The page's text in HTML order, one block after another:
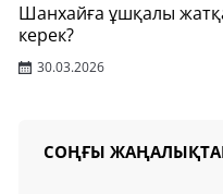
Шанхайға ұшқалы
керек?
30.03.2026
СОҢҒЫ